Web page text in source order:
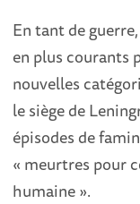
En tant de
en plus courants
nouvelles
le siège de
épisodes de
« meurtres pour
humaine ».